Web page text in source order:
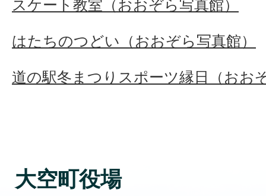
スケート教室（おおぞら写真館）
はたちのつどい（おおぞら写真館）
道の駅冬まつりスポーツ縁日（おお
大空町役場